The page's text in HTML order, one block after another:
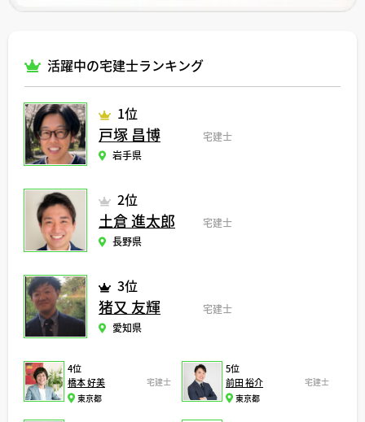
活躍中の宅建士ランキング
1位
戸塚 昌博
宅建士
岩手県
2位
土倉 進太郎
宅建士
長野県
3位
猪又 友輝
宅建士
愛知県
4位
橋本 好美
宅建士
東京都
5位
前田 裕介
宅建士
東京都